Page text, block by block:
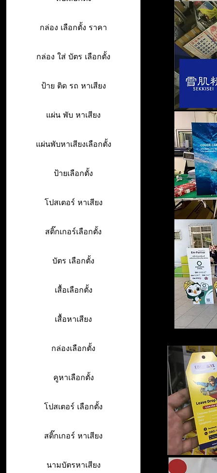
กล่อง เลือกตั้ง ราคา
กล่อง ใส่ บัตร เลือกตั้ง
ป้าย ติด รถ หาเสียง
แผ่น พับ หาเสียง
แผ่นพับหาเสียงเลือกตั้ง
ป้ายเลือกตั้ง
โปสเตอร์ หาเสียง
สติ๊กเกอร์เลือกตั้ง
บัตร เลือกตั้ง
เสื้อเลือกตั้ง
เสื้อหาเสียง
กล่องเลือกตั้ง
คูหาเลือกตั้ง
โปสเตอร์ เลือกตั้ง
สติ๊กเกอร์ หาเสียง
นามบัตรหาเสียง